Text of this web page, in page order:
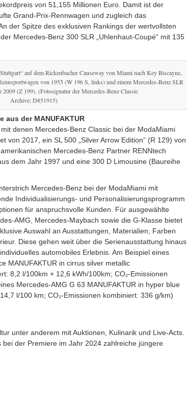
von 51,155 Millionen Euro. Damit ist der
Grand-Prix-Rennwagen und zugleich das
der Spitze des exklusiven Rankings der wertvollsten
Mercedes-Benz 300 SLR „Uhlenhaut-Coupé“ mit 135
auf dem Rickenbacher Causeway von Miami nach Key Biscayne,
von 1955 (W 196 S, links) und einem Mercedes-Benz SLR
(Z 199). (Fotosignatur der Mercedes-Benz Classic
Archive: D851915)
aus der MANUFAKTUR
denen Mercedes-Benz Classic bei der ModaMiami
von 2017, ein SL 500 „Silver Arrow Edition“ (R 129) von
Mercedes-Benz Partner RENNtech
dem Jahr 1997 und eine 300 D Limousine (Baureihe
Mercedes-Benz bei der ModaMiami mit
Individualisierungs- und Personalisierungsprogramm
für anspruchsvolle Kunden. Für ausgewählte
AMG, Mercedes-Maybach sowie die G-Klasse bietet
Auswahl an Ausstattungen, Materialien, Farben
Diese gehen weit über die Serienausstattung hinaus
automobiles Erlebnis. Am Beispiel eines
MANUFAKTUR in cirrus silver metallic
8,2 l/100km + 12,6 kWh/100km; CO₂-Emissionen
Mercedes-AMG G 63 MANUFAKTUR in hyper blue
l/100 km; CO₂-Emissionen kombiniert: 336 g/km)
unter anderem mit Auktionen, Kulinarik und Live-Acts.
der Premiere im Jahr 2024 zahlreiche jüngere